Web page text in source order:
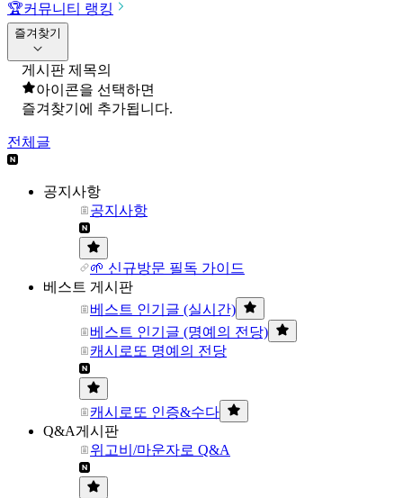
🏆커뮤니티 랭킹
즐겨찾기
게시판 제목의
아이콘을 선택하면
즐겨찾기에 추가됩니다.
전체글
공지사항
공지사항
🌱 신규방문 필독 가이드
베스트 게시판
베스트 인기글 (실시간)
베스트 인기글 (명예의 전당)
캐시로또 명예의 전당
캐시로또 인증&수다
Q&A게시판
위고비/마운자로 Q&A